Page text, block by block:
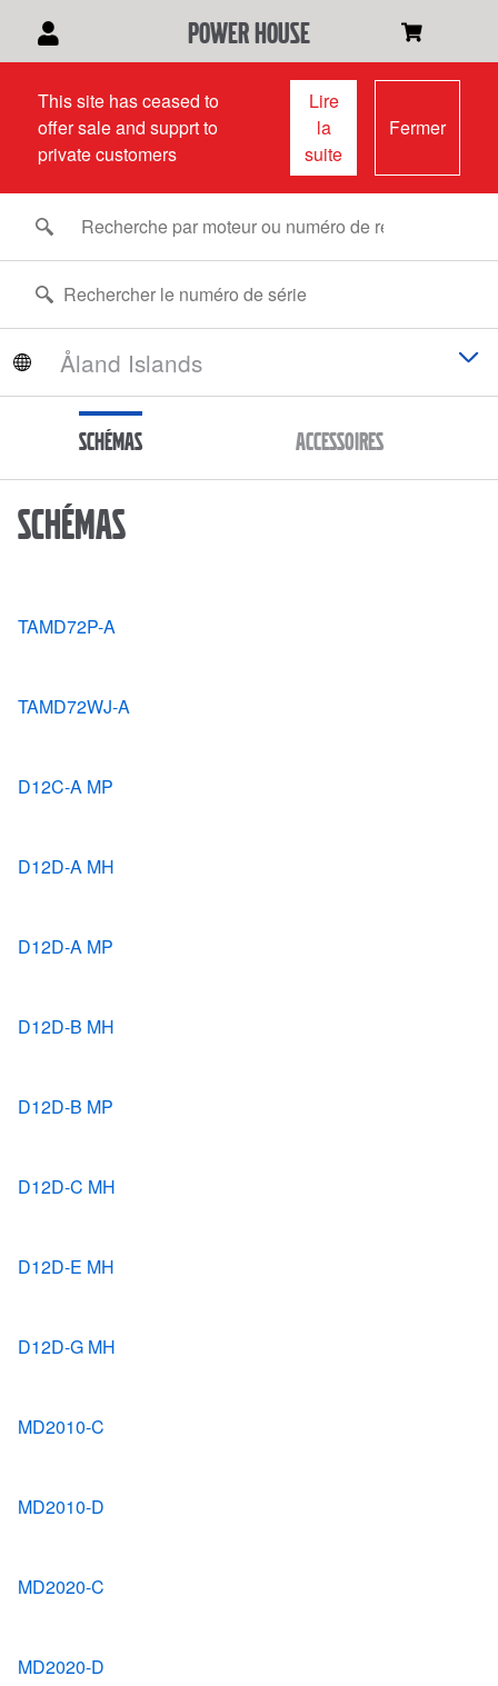
power house
This site has ceased to
offer sale and supprt to
private customers
Lire
la
suite
Fermer
Schémas Accessoires
Schémas
TAMD72P-A
TAMD72WJ-A
D12C-A MP
D12D-A MH
D12D-A MP
D12D-B MH
D12D-B MP
D12D-C MH
D12D-E MH
D12D-G MH
MD2010-C
MD2010-D
MD2020-C
MD2020-D